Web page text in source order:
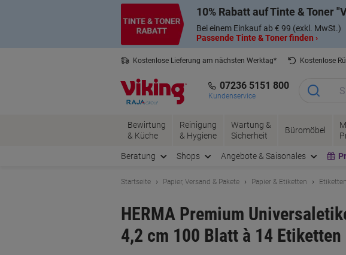
10% Rabatt auf Tinte & Toner
Bei einem Einkauf ab € 99 (exkl. MwSt.)
Passende Tinte & Toner finden ›
Kostenlose Lieferung am nächsten Werktag*
Kostenlose
07236 5151 800
Kundenservice
Bewirtung
& Küche
Reinigung
& Hygiene
Wartung &
Sicherheit
Büromöbel
Beratung Shops Angebote & Saisonales
Startseite Papier, Versand & Pakete Papier & Etiketten Etiketten
HERMA Premium
4,2 cm 100 Blatt à 14 Etiketten